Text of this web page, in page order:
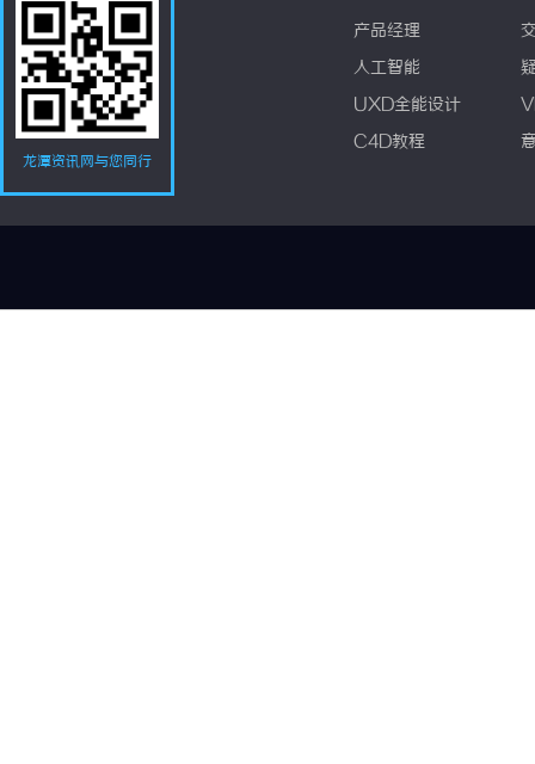
龙潭资讯网与您同行
产品经理
人工智能
UXD全能设计
C4D教程